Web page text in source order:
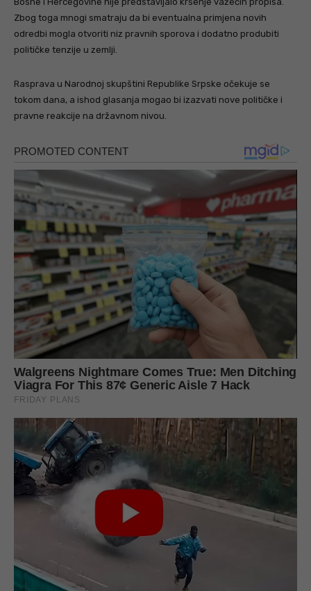
Zbog toga mnogi smatraju da bi eventualna primjena novih
odredbi mogla otvoriti niz pravnih sporova i dodatno produbiti
političke tenzije u zemlji.
Rasprava u Narodnoj skupštini Republike Srpske očekuje se
tokom dana, a ishod glasanja mogao bi izazvati nove političke i
pravne reakcije na državnom nivou.